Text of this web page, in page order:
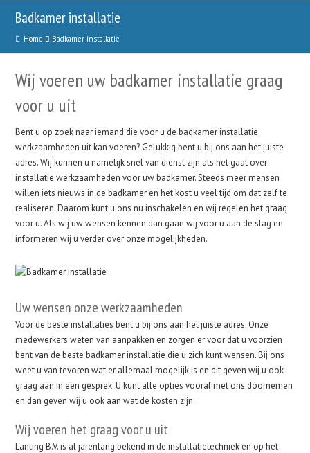
Badkamer installatie
Home Badkamer installatie
Wij voeren uw badkamer installatie graag
voor u uit
Bent u op zoek naar iemand die voor u de badkamer installatie
werkzaamheden uit kan voeren? Gelukkig bent u bij ons aan het juiste
adres. Wij kunnen u namelijk snel van dienst zijn als het gaat over
installatie werkzaamheden voor uw badkamer. Steeds meer mensen
willen iets nieuws in de badkamer en het kost u veel tijd om dat zelf te
realiseren. Daarom kunt u ons nu inschakelen en wij regelen het graag
voor u. Als wij uw wensen kennen dan gaan wij voor u aan de slag en
informeren wij u verder over onze mogelijkheden.
Uw wensen onze werkzaamheden
Voor de beste installaties bent u bij ons aan het juiste adres. Onze
medewerkers weten van aanpakken en zorgen er voor dat u voorzien
bent van de beste badkamer installatie die u zich kunt wensen. Bij ons
weet u van tevoren wat er allemaal mogelijk is en dit geven wij u ook
graag aan in een gesprek. U kunt alle opties vooraf met ons doornemen
en dan geven wij u ook aan wat de kosten zijn.
Wij voeren het graag voor u uit
Lanting B.V. is al jarenlang bekend in de installatietechniek en op het